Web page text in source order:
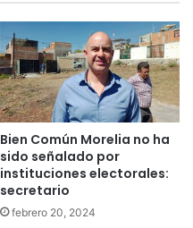
Bien Común Morelia no ha
sido señalado por
instituciones electorales:
secretario
febrero 20, 2024